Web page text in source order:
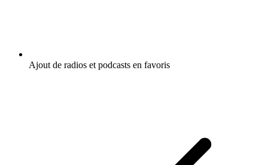
Ajout de radios et podcasts en favoris